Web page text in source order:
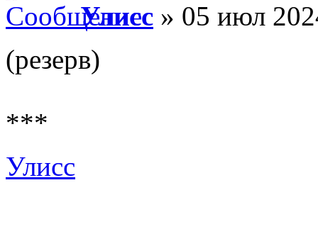
Улисс » 05 июл
(резерв)
***
Улисс